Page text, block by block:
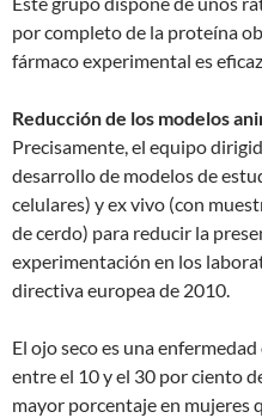
por completo de la proteína
fármaco experimental es
Reducción de los modelos
Precisamente, el equipo
desarrollo de modelos de
celulares) y ex vivo (con
de cerdo) para reducir la
experimentación en los
directiva europea de 2010.
El ojo seco es una
entre el 10 y el 30 por ciento
mayor porcentaje en mujeres